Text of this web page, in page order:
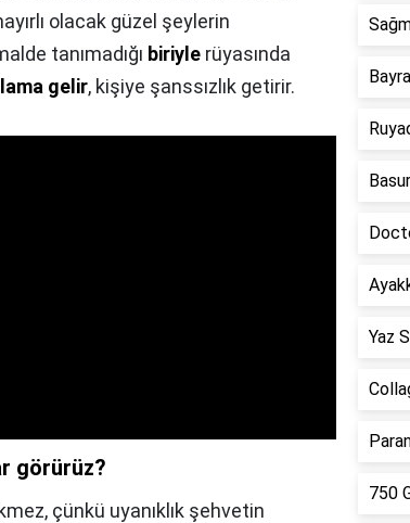
olacak güzel şeylerin
tanımadığı biriyle rüyasında
gelir, kişiye şanssızlık getirir.
görürüz?
çünkü uyanıklık şehvetin
Yaz
750